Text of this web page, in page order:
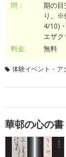
間：
期の目
り。※
4/10)
エザ
料金:
無料
体験イベント・ア
華邨の心の